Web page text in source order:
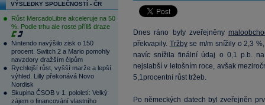
VÝSLEDKY SPOLEČNOSTÍ - ČR
Růst MercadoLibre akceleruje na 50
%. Podle trhu ale roste příliš draze
Nintendo navýšilo zisk o 150
procent. Switch 2 a Mario pomohly
navzdory dražším čipům
Rychlejší růst, vyšší marže a lepší
výhled. Lilly překonává Novo
Nordisk
Skupina ČSOB v 1. pololetí: Velký
zájem o financování vlastního
Dnes ráno byly zveřejněny
překvapily. Tržbyse m/m snížily o 2,3
navíc snížila finální údaj o 0,1 p.b.
nejslabší v letošním roce, avšak
5,1procentní růst tržeb.
Po německých datech byl zveřejněn